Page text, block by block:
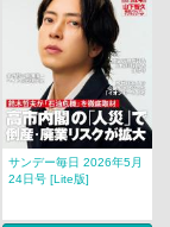
サンデー毎日 2026年5月
24日号 [Lite版]